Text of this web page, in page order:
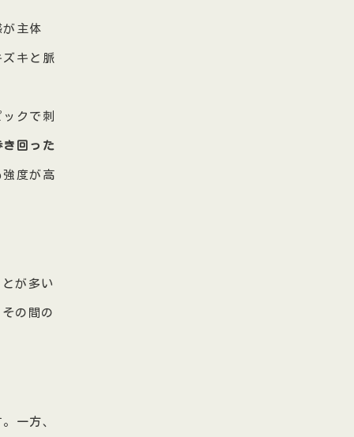
主体
キと脈
クで刺
回った
度が高
が多い
の間の
一方、